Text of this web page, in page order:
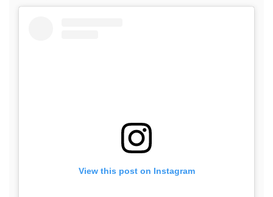
View this post on Instagram